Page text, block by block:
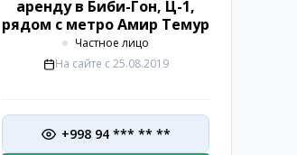
аренду в Биби-Гон, Ц-1,
рядом с метро Амир Темур
Частное лицо
На сайте с 25.08.2019
+998 94 *** ** **